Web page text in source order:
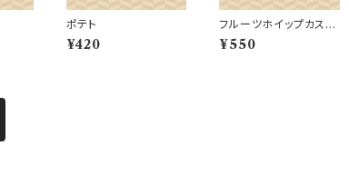
ポテト
¥420
フルーツホイップカスタ
ード
¥550